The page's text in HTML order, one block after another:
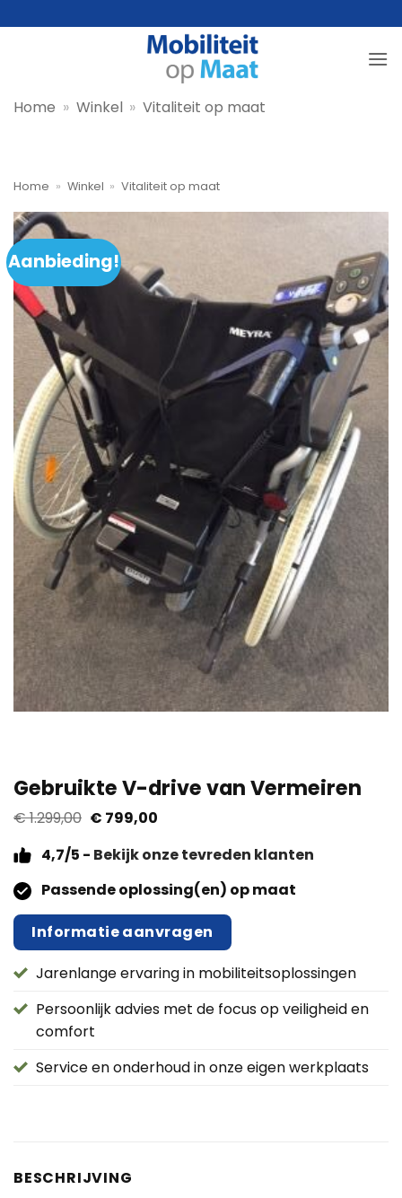
naar
Home » Winkel » Vitaliteit op maat
Home » Winkel » Vitaliteit op maat
Aanbieding!
Gebruikte V-drive van Vermeiren
€1.299,00 Oorspronkelijke
was:
€ 1.299,00.
€ 799,00Huidige
€ 799,00.
4,7/5 - Bekijk onze tevreden klanten
Passende oplossing(en) op maat
Informatie aanvragen
Jarenlange ervaring in mobiliteitsoplossingen
Persoonlijk advies met de focus op veiligheid en
comfort
Service en onderhoud in onze eigen werkplaats
BESCHRIJVING